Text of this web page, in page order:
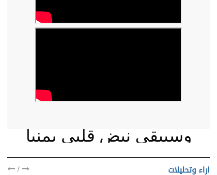
وسيبقى نبض قلبي يمنيا
اراء وتحليلات /